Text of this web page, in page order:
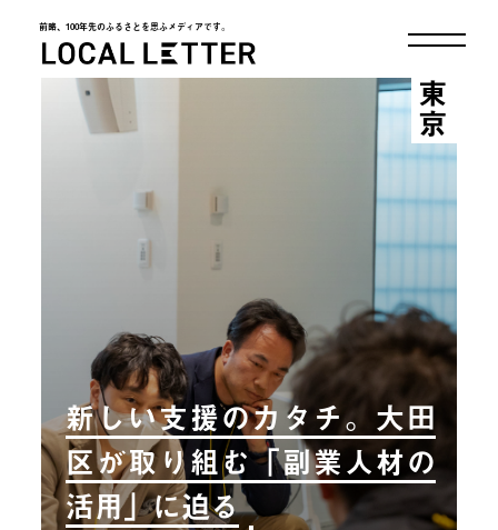
前略、100年先のふるさとを思ふメディアです。
LOCAL LETTER
新しい支援のカタチ。大田
区が取り組む「副業人材の
活用」に迫る
東京